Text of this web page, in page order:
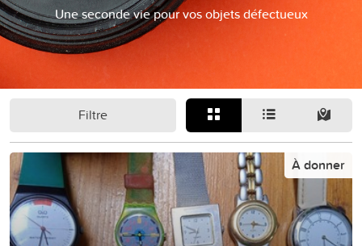
Une seconde vie pour vos objets défectueux
Filtre
À donner